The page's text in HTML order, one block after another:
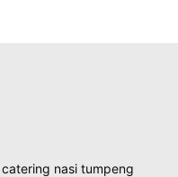
nasi tumpeng